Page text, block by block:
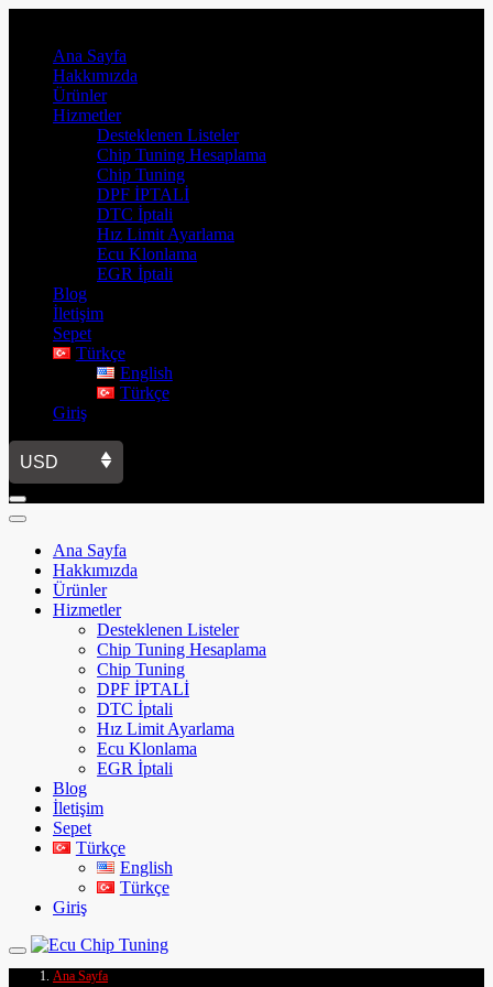
Ana Sayfa
Hakkımızda
Ürünler
Hizmetler
Desteklenen Listeler
Chip Tuning Hesaplama
Chip Tuning
DPF İPTALİ
DTC İptali
Hız Limit Ayarlama
Ecu Klonlama
EGR İptali
Blog
İletişim
Sepet
Türkçe
English
Türkçe
Giriş
USD
Ana Sayfa
Hakkımızda
Ürünler
Hizmetler
Desteklenen Listeler
Chip Tuning Hesaplama
Chip Tuning
DPF İPTALİ
DTC İptali
Hız Limit Ayarlama
Ecu Klonlama
EGR İptali
Blog
İletişim
Sepet
Türkçe
English
Türkçe
Giriş
Ana Sayfa